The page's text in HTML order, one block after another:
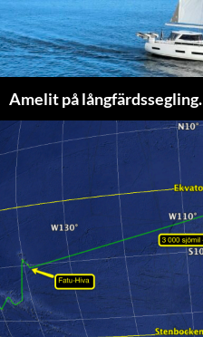
Amelit på långfärdssegling.
TILL
INNEHÅLL